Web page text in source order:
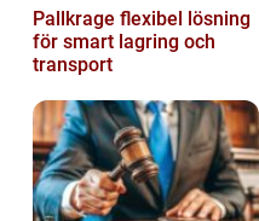
Pallkrage flexibel lösning
för smart lagring och
transport